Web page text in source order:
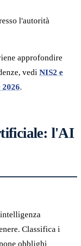
l'autorità
approfondire
vedi NIS2 e
.
l'AI
Classifica i
obblighi